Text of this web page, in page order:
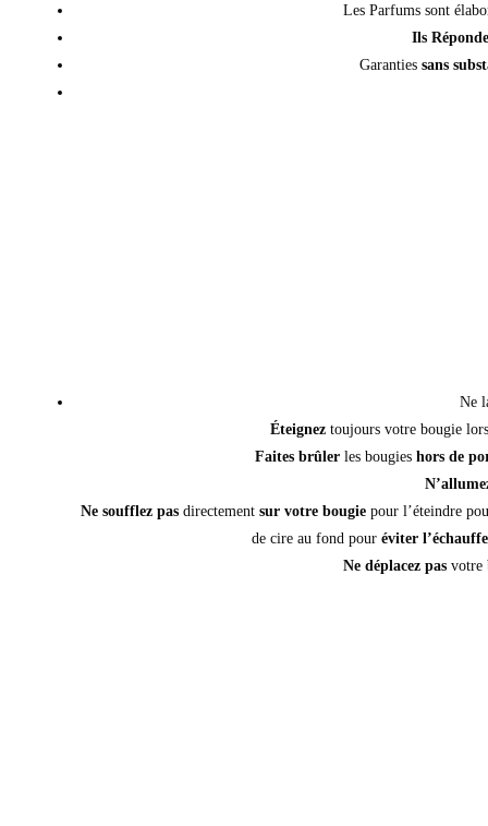
Les Parfums sont
Ils
Garanties sans
Ne
Éteigneztoujours votre bougie
Faites brûlerles bougieshors de
Ne soufflez pasdirectement sur votre bougiepour l’éteindre
de cire au fond pour éviter
Ne déplacez pas votre